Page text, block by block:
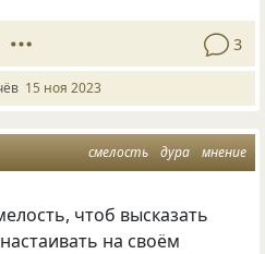
3
15 ноя 2023
смелость дура мнение
чтоб высказать
на своём